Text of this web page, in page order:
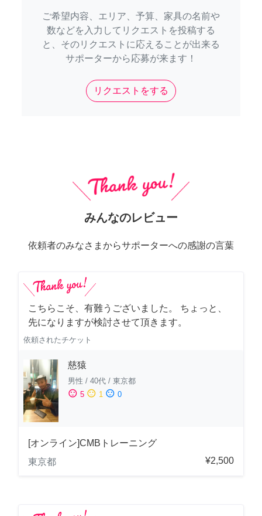
ご希望内容、エリア、予算、家具の名前や
数などを入力してリクエストを投稿する
と、そのリクエストに応えることが出来る
サポーターから応募が来ます！
リクエストをする
みんなのレビュー
依頼者のみなさまからサポーターへの感謝の言葉
こちらこそ、有難うございました。 ちょっと、
先になりますが検討させて頂きます。
依頼されたチケット
慈猿
男性 / 40代 / 東京都
sentiment_satisfied 5 sentiment_neutral 1 sentiment_dissatisfied 0
[オンライン]CMBトレーニング
東京都
¥2,500